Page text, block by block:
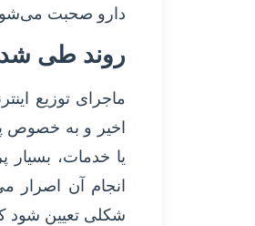
دارو صحبت
روند طی شده
ماجرای توزیع
اخیر و به خصوص
یا خدمات،
انجام آن اصرار
شکلی تعیین شود